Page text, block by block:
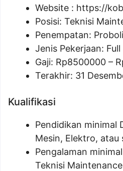
Website : https://
Posisi: Teknisi
Penempatan:
Jenis Pekerjaan:
Gaji: Rp8500000 –
Terakhir: 31
Kualifikasi
Pendidikan minimal
Mesin, Elektro, atau
Pengalaman
Teknisi